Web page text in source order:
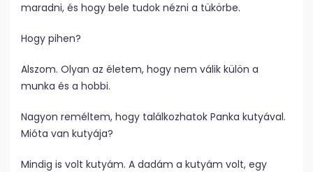
maradni, és hogy bele tudok nézni a tükörbe.
Hogy pihen?
Alszom. Olyan az életem, hogy nem válik külön a
munka és a hobbi.
Nagyon reméltem, hogy találkozhatok Panka kutyával.
Mióta van kutyája?
Mindig is volt kutyám. A dadám a kutyám volt, egy